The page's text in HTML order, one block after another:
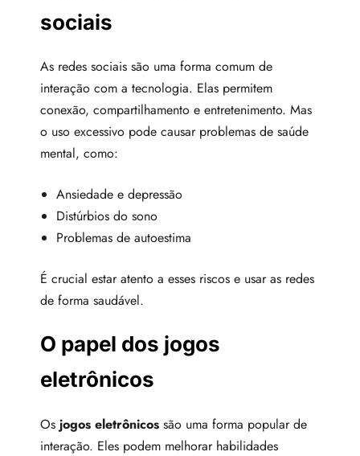
sociais
As redes sociais são uma forma comum de
interação com a tecnologia. Elas permitem
conexão, compartilhamento e entretenimento. Mas
o uso excessivo pode causar problemas de saúde
mental, como:
Ansiedade e depressão
Distúrbios do sono
Problemas de autoestima
É crucial estar atento a esses riscos e usar as redes
de forma saudável.
O papel dos jogos
eletrônicos
Os jogos eletrônicos são uma forma popular de
interação. Eles podem melhorar habilidades